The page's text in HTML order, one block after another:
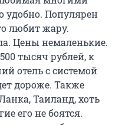
удобно. Популярен
любит жару.
Цены немаленькие.
тысяч рублей, к
отель с системой
дороже. Также
Таиланд, хоть
его не боятся.